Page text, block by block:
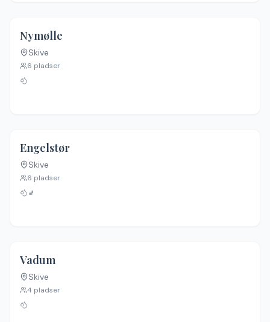
Nymølle
Skive
6 pladser
Engelstør
Skive
6 pladser
🚽
Vadum
Skive
4 pladser